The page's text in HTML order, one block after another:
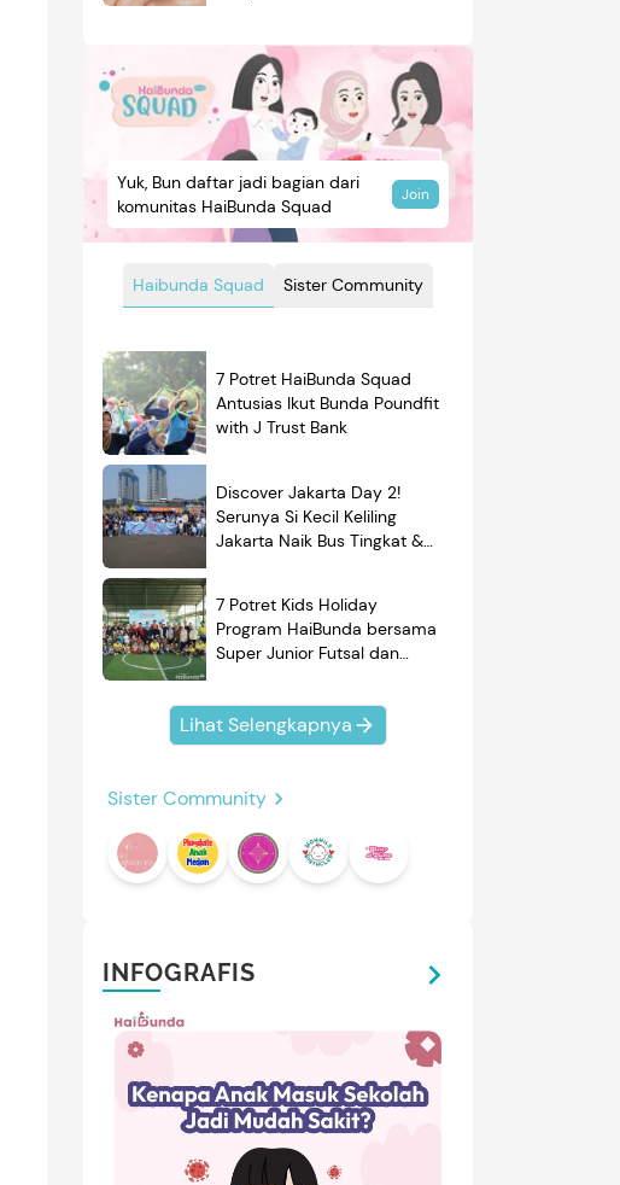
Haibunda Squad Sister Community
Yuk, Bun daftar jadi bagian dari
komunitas HaiBunda Squad
Join
7 Potret HaiBunda Squad
Antusias Ikut Bunda Poundfit
with J Trust Bank
Discover Jakarta Day 2!
Serunya Si Kecil Keliling
Jakarta Naik Bus Tingkat &
7 Potret Kids Holiday
Program HaiBunda bersama
Super Junior Futsal dan
Kompak Banget!
Lihat Selengkapnya
Sister Community
INFOGRAFIS